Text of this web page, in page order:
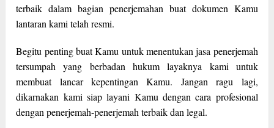
terbaik dalam bagian penerjemahan buat dokumen Kamu
lantaran kami telah resmi.
Begitu penting buat Kamu untuk menentukan jasa penerjemah
tersumpah yang berbadan hukum layaknya kami untuk
membuat lancar kepentingan Kamu. Jangan ragu lagi,
dikarnakan kami siap layani Kamu dengan cara profesional
dengan penerjemah-penerjemah terbaik dan legal.